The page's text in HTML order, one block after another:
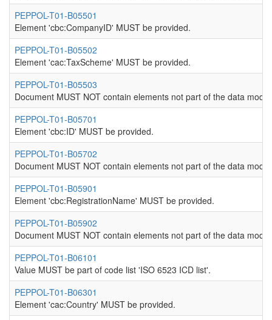
PEPPOL-T01-B05501
Element 'cbc:CompanyID' MUST be provided.
PEPPOL-T01-B05502
Element 'cac:TaxScheme' MUST be provided.
PEPPOL-T01-B05503
Document MUST NOT contain elements not part of the data
PEPPOL-T01-B05701
Element 'cbc:ID' MUST be provided.
PEPPOL-T01-B05702
Document MUST NOT contain elements not part of the data
PEPPOL-T01-B05901
Element 'cbc:RegistrationName' MUST be provided.
PEPPOL-T01-B05902
Document MUST NOT contain elements not part of the data
PEPPOL-T01-B06101
Value MUST be part of code list 'ISO 6523 ICD list'.
PEPPOL-T01-B06301
Element 'cac:Country' MUST be provided.